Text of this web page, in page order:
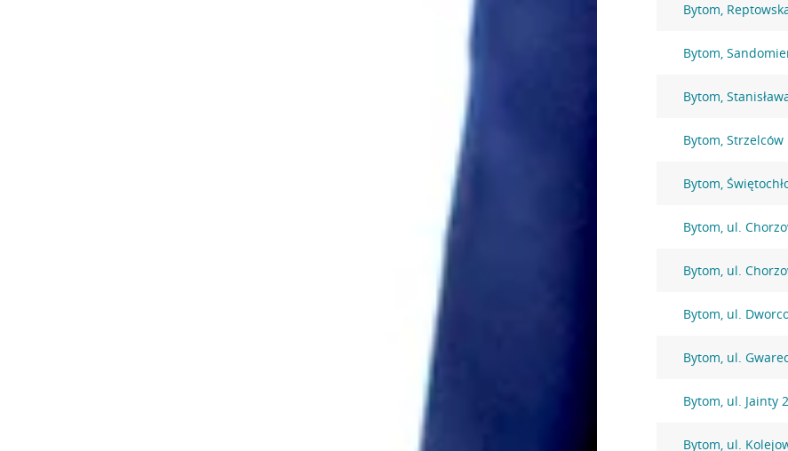
Bytom,
Bytom,
Bytom,
Bytom,
Bytom,
Bytom, ul.
Bytom, ul.
Bytom, ul.
Bytom, ul.
Bytom, ul. Jainty
Bytom, ul.